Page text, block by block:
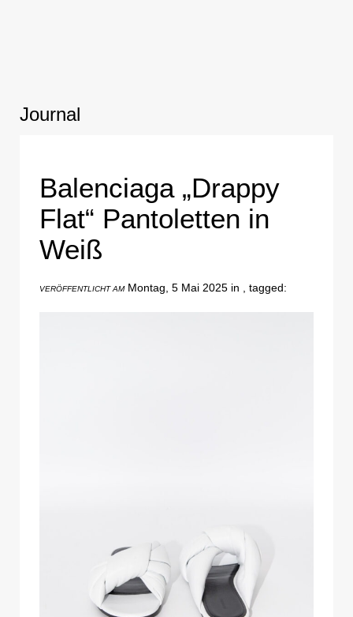
Journal
Balenciaga „Drappy
Flat“ Pantoletten in
Weiß
VERÖFFENTLICHT AMMontag, 5 Mai 2025 in , tagged: